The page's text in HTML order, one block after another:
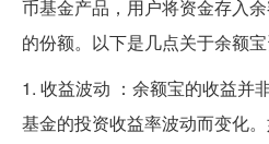
币基金产品，用户将资金存入
的份额。以下是几点关于余额
1. 收益波动 ：余额宝的收益并
基金的投资收益率波动而变化